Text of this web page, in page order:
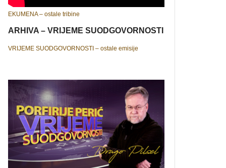
EKUMENA – ostale tribine
ARHIVA – VRIJEME SUODGOVORNOSTI
VRIJEME SUODGOVORNOSTI – ostale emisije